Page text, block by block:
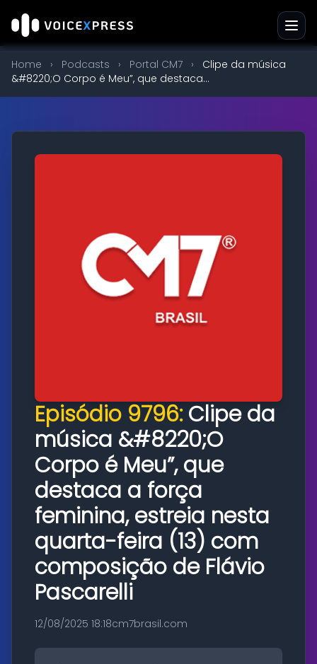
Home › Podcasts › Portal CM7 ›
Clipe da música
&#8220;O Corpo é Meu”, que destaca...
Episódio 9796:Clipe da
música &#8220;O
Corpo é Meu”, que
destaca a força
feminina, estreia nesta
quarta-feira (13) com
composição de Flávio
Pascarelli
12/08/2025 18:18cm7brasil.com